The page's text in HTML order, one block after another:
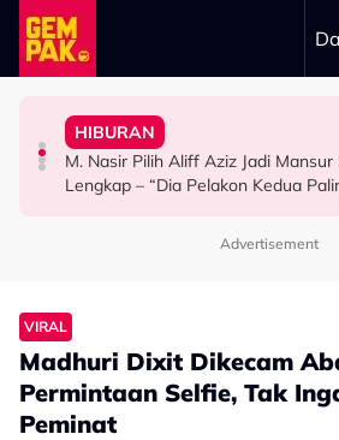
Skip to main content
HIBURAN
M. Nasir Pilih Aliff Aziz, Melinda
Mansur & Liu
HIBURAN
M. Nasir Pilih Aliff Aziz Jadi Mansur
Lengkap – “Dia Pelakon Kedua
GAYA HIDUP
Ramai Masih Bujang Bukan Kerana
HIBURAN
Impian Yusry Untuk Dikenali
“Bila Saya Cakap Dengan Lisa Nak
Advertisement
VIRAL
Madhuri Dixit Dikecam
Permintaan Selfie, Tak
Peminat